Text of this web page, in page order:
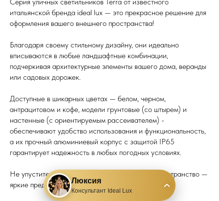
итальянской бренда ideal lux — это прекрасное решение для
оформления вашего внешнего пространства!
Благодаря своему стильному дизайну, они идеально
вписываются в любые ландшафтные комбинации,
подчеркивая архитектурные элементы вашего дома, веранды
или садовых дорожек.
Доступные в шикарных цветах — белом, черном,
антрацитовом и кофе, модели грунтовые (со штырем) и
настенные (с ориентируемым рассеивателем) -
обеспечивают удобство использования и функциональность,
а их прочный алюминиевый корпус с защитой IP65
гарантирует надежность в любых погодных условиях.
Не упустите возможность преобразить ваше пространство —
яркие представители серии уже в наличии!
Люксия
Консультант Ideal Lux
›